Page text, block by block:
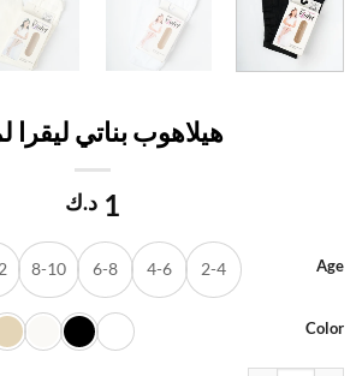
هيلاهوب بناتي ليقرا لمعة
د.ك
2-4
4-6
6-8
8-10
10-12